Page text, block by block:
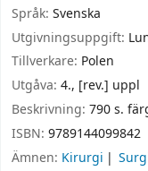
Språk: Svenska
Utgivningsuppgift:
Tillverkare: Polen
Utgåva: 4., [rev.] uppl
Beskrivning: 790 s.
ISBN: 9789144099842
Ämnen: Kirurgi